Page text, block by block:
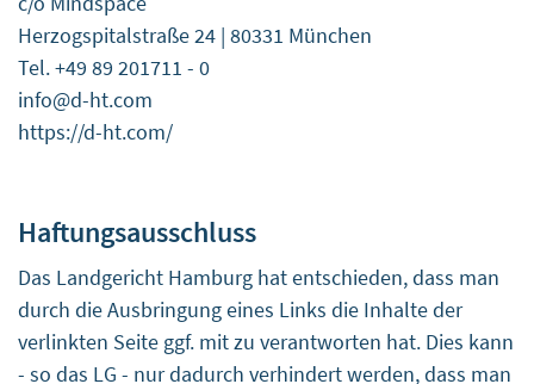
Herzogspitalstraße 24 | 80331 München
Tel.+49 89 201711 - 0
info@d-ht.com
https://d-ht.com/
Haftungsausschluss
Das Landgericht Hamburg hat entschieden, dass man
durch die Ausbringung eines Links die Inhalte der
verlinkten Seite ggf. mit zu verantworten hat. Dies kann
- so das LG - nur dadurch verhindert werden, dass man